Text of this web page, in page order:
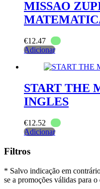
MISSAO
€12.47
Adicionar
START THE
INGLES
€12.52
Adicionar
Filtros
* Salvo indicação em
se a promoções válidas para